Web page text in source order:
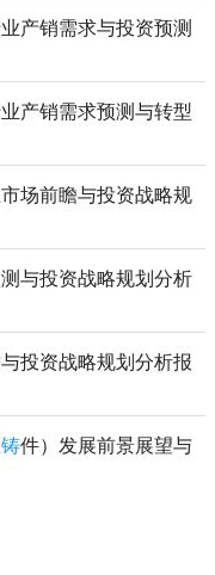
产销需求与投资预测
产销需求预测与转型
场前瞻与投资战略规
与投资战略规划分析
投资战略规划分析报
件）发展前景展望与